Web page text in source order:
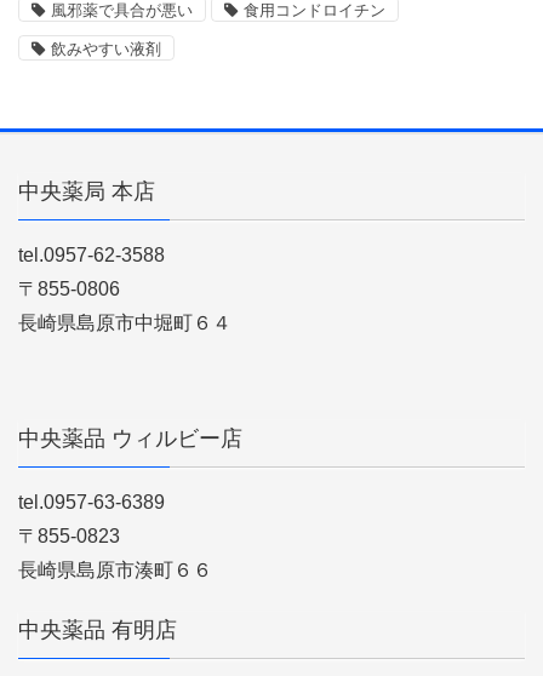
風邪薬で具合が悪い 食用コンドロイチン
飲みやすい液剤
中央薬局 本店
tel.0957-62-3588
〒855-0806
長崎県島原市中堀町６４
中央薬品 ウィルビー店
tel.0957-63-6389
〒855-0823
長崎県島原市湊町６６
中央薬品 有明店